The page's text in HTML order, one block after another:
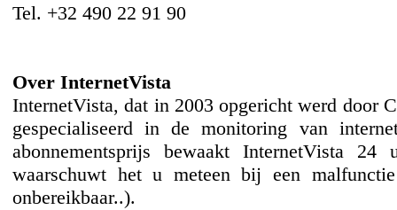
Tel. +32 490 22 91 90
Over InternetVista
InternetVista, dat in 2003 opgericht werd door
gespecialiseerd in de monitoring van
abonnementsprijs bewaakt InternetVista
waarschuwt het u meteen bij een
onbereikbaar..).